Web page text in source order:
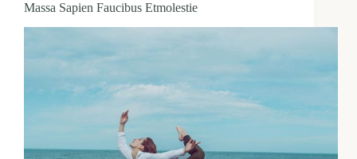
Massa Sapien Faucibus Etmolestie